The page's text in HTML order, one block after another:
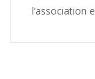
l’association